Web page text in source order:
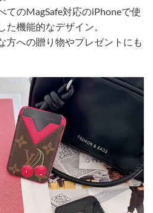
てのMagSafe対応のiPhoneで使
た機能的なデザイン。
方への贈り物やプレゼントにも